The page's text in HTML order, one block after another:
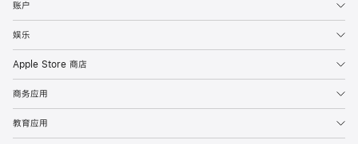
账户
娱乐
Apple Store 商店
商务应用
教育应用